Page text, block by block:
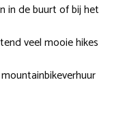
in de buurt of bij het
veel mooie hikes